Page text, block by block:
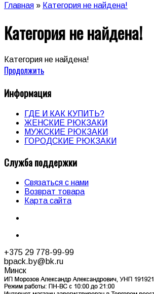
Главная » Категория не найдена!
Категория не найдена!
Категория не найдена!
Продолжить
Информация
ГДЕ И КАК КУПИТЬ?
ЖЕНСКИЕ РЮКЗАКИ
МУЖСКИЕ РЮКЗАКИ
ГОРОДСКИЕ РЮКЗАКИ
Служба поддержки
Связаться с нами
Возврат товара
Карта сайта
+375 29 778-99-99
bpack.by@bk.ru
Минск